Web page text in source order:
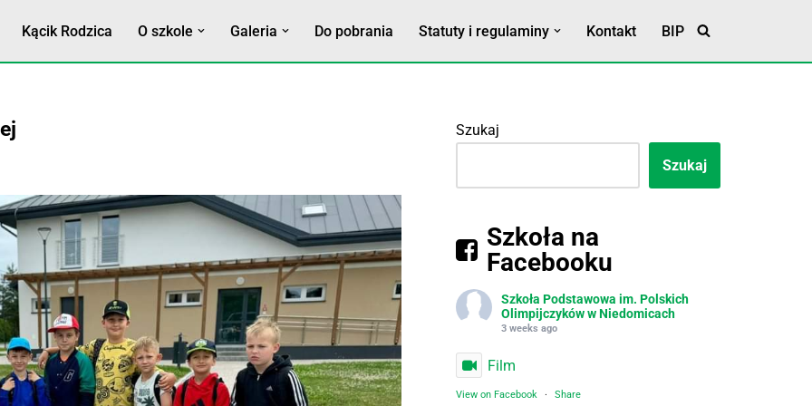
Kącik Rodzica O szkole Galeria Do pobrania Statuty i regulaminy
Klauzula RODO
Kontakt BIP
Szukaj
Szukaj
Szkoła na
Facebooku
Szkoła Podstawowa im. Polskich
Olimpijczyków w Niedomicach
3 weeks ago
Film
View on Facebook · Share